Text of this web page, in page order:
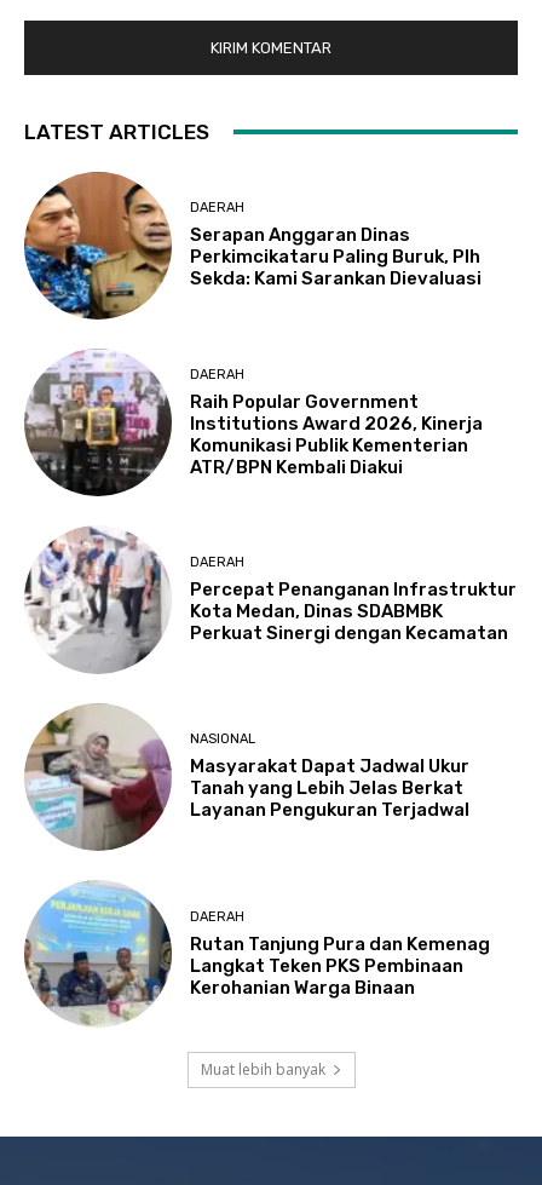
LATEST ARTICLES
DAERAH
Serapan Anggaran Dinas
Perkimcikataru Paling Buruk, Plh
Sekda: Kami Sarankan Dievaluasi
DAERAH
Raih Popular Government
Institutions Award 2026, Kinerja
Komunikasi Publik Kementerian
ATR/BPN Kembali Diakui
DAERAH
Percepat Penanganan Infrastruktur
Kota Medan, Dinas SDABMBK
Perkuat Sinergi dengan Kecamatan
NASIONAL
Masyarakat Dapat Jadwal Ukur
Tanah yang Lebih Jelas Berkat
Layanan Pengukuran Terjadwal
DAERAH
Rutan Tanjung Pura dan Kemenag
Langkat Teken PKS Pembinaan
Kerohanian Warga Binaan
Muat lebih banyak